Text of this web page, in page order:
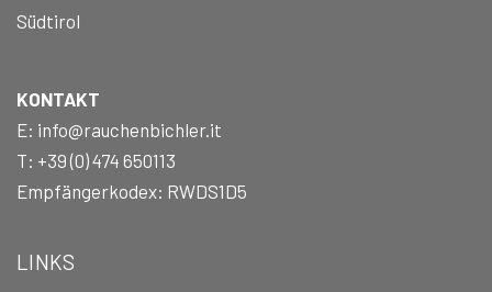
KONTAKT
E: info@rauchenbichler.it
T: +39 (0) 474 650113
Empfängerkodex: RWDS1D5
LINKS